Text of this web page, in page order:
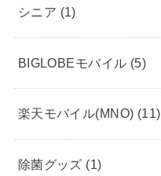
シニア (1)
BIGLOBEモバイル (5)
楽天モバイル(MNO) (11)
除菌グッズ (1)